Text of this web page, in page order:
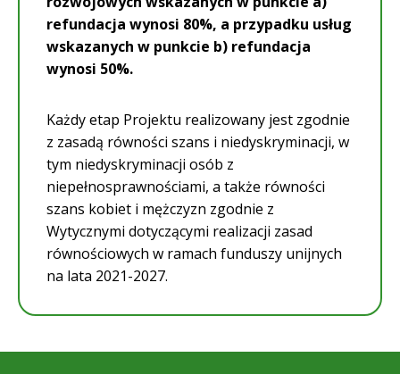
refundacja wynosi 80%, a przypadku usług
wskazanych w punkcie b) refundacja
wynosi 50%.
Każdy etap Projektu realizowany jest zgodnie
z zasadą równości szans i niedyskryminacji, w
tym niedyskryminacji osób z
niepełnosprawnościami, a także równości
szans kobiet i mężczyzn zgodnie z
Wytycznymi dotyczącymi realizacji zasad
równościowych w ramach funduszy unijnych
na lata 2021-2027.